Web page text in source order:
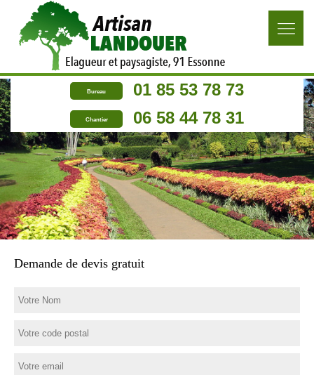
Bureau 01 85 53 78 73
Chantier 06 58 44 78 31
Demande de devis gratuit